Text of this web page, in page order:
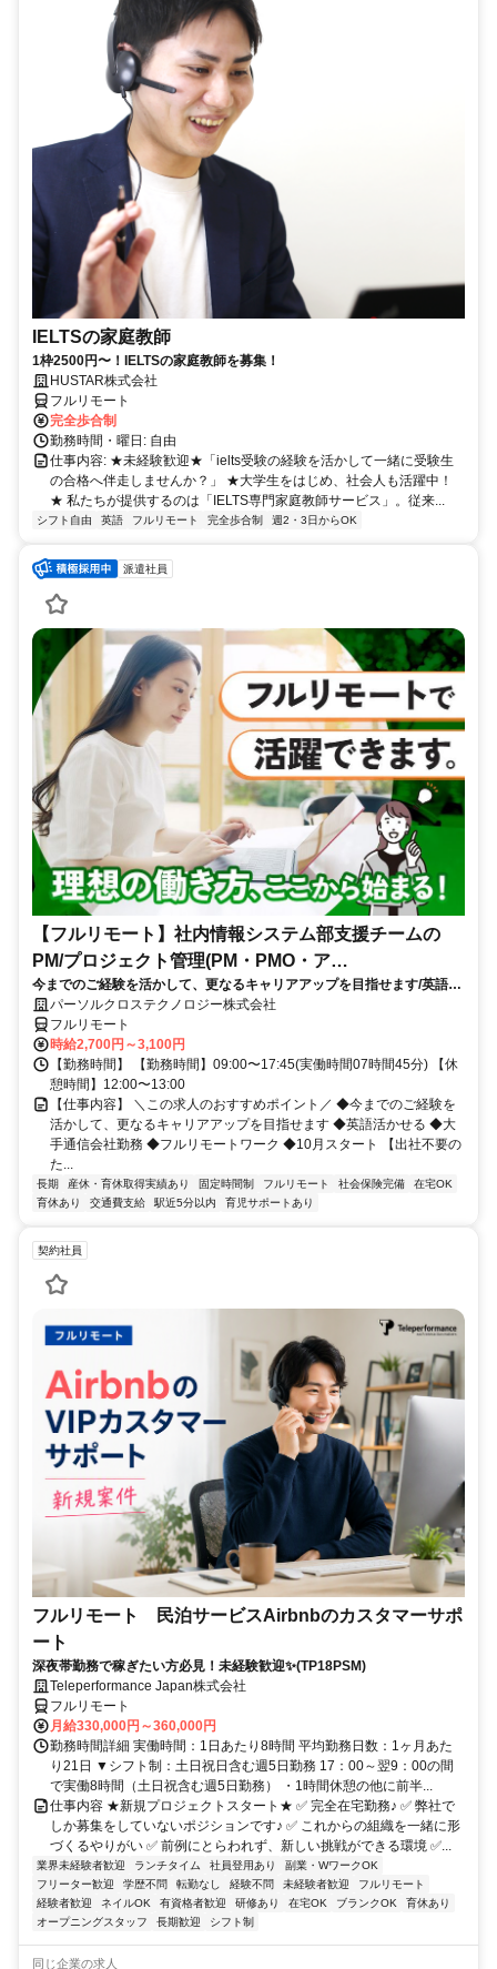
IELTSの家庭教師
1枠2500円〜！IELTSの家庭教師を募集！
HUSTAR株式会社
フルリモート
完全歩合制
勤務時間・曜日: 自由
仕事内容: ★未経験歓迎★「ielts受験の経験を活かして一緒に受験生
の合格へ伴走しませんか？」 ★大学生をはじめ、社会人も活躍中！
★ 私たちが提供するのは「IELTS専門家庭教師サービス」。従来...
シフト自由 英語 フルリモート 完全歩合制 週2・3日からOK
派遣社員
【フルリモート】社内情報システム部支援チームの
PM/プロジェクト管理(PM・PMO・ア
シ)_N260774362
今までのご経験を活かして、更なるキャリアアップを目指せます/英語活
かせる/大手通信会社勤務/フルリモートワーク/10月スタート
パーソルクロステクノロジー株式会社
フルリモート
時給2,700円～3,100円
【勤務時間】 【勤務時間】09:00〜17:45(実働時間07時間45分) 【休
憩時間】12:00〜13:00
【仕事内容】 ＼この求人のおすすめポイント／ ◆今までのご経験を
活かして、更なるキャリアアップを目指せます ◆英語活かせる ◆大
手通信会社勤務 ◆フルリモートワーク ◆10月スタート 【出社不要の
た...
長期 産休・育休取得実績あり 固定時間制 フルリモート 社会保険完備
在宅OK
育休あり
交通費支給 駅近5分以内 育児サポートあり
契約社員
フルリモート 民泊サービスAirbnbのカスタマーサポ
ート
深夜帯勤務で稼ぎたい方必見！未経験歓迎✨(TP18PSM)
Teleperformance Japan株式会社
フルリモート
月給330,000円～360,000円
勤務時間詳細 実働時間：1日あたり8時間 平均勤務日数：1ヶ月あた
り21日 ▼シフト制：土日祝日含む週5日勤務 17：00～翌9：00の間
で実働8時間（土日祝含む週5日勤務） ・1時間休憩の他に前半...
仕事内容 ★新規プロジェクトスタート★ ✅ 完全在宅勤務♪ ✅ 弊社で
しか募集をしていないポジションです♪ ✅ これからの組織を一緒に形
づくるやりがい ✅ 前例にとらわれず、新しい挑戦ができる環境 ✅...
業界未経験者歓迎 ランチタイム 社員登用あり
副業・WワークOK
フリーター歓迎
学歴不問 転勤なし 経験不問 未経験者歓迎
フルリモート
経験者歓迎
ネイルOK 有資格者歓迎 研修あり 在宅OK ブランクOK
育休あり
オープニングスタッフ
長期歓迎 シフト制
同じ企業の求人